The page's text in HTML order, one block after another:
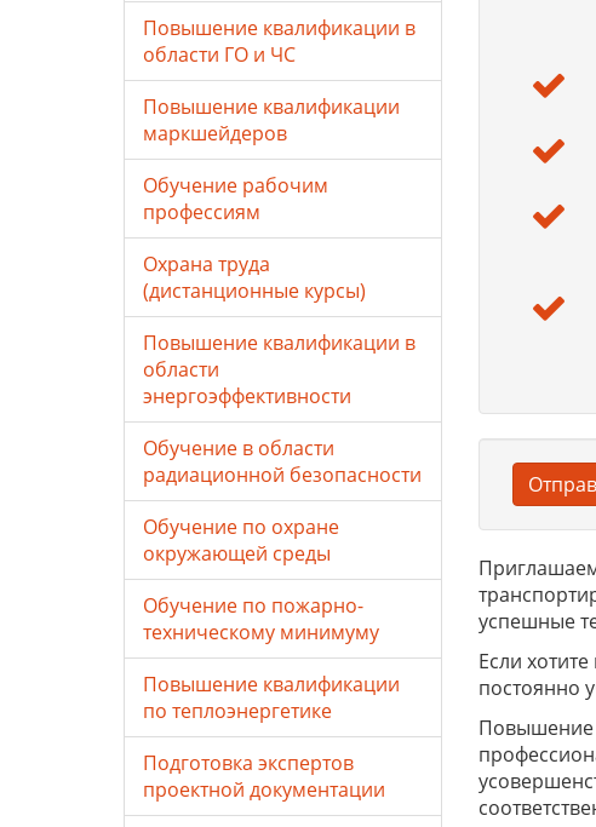
успешные
Если
постоянно
Повышение
Повышение квалификации в
области ГО и ЧС
Повышение квалификации
маркшейдеров
Обучение рабочим
профессиям
Охрана труда
(дистанционные курсы)
Повышение квалификации в
области
энергоэффективности
Обучение в области
радиационной безопасности
Обучение по охране
окружающей среды
Обучение по пожарно-
техническому минимуму
Повышение квалификации
по теплоэнергетике
Подготовка экспертов
проектной документации